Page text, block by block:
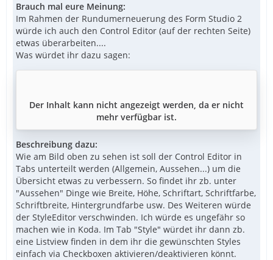
Brauch mal eure Meinung:
Im Rahmen der Rundumerneuerung des Form Studio 2
würde ich auch den Control Editor (auf der rechten Seite)
etwas überarbeiten....
Was würdet ihr dazu sagen:
Der Inhalt kann nicht angezeigt werden, da er nicht
mehr verfügbar ist.
Beschreibung dazu:
Wie am Bild oben zu sehen ist soll der Control Editor in
Tabs unterteilt werden (Allgemein, Aussehen...) um die
Übersicht etwas zu verbessern. So findet ihr zb. unter
"Aussehen" Dinge wie Breite, Höhe, Schriftart, Schriftfarbe,
Schriftbreite, Hintergrundfarbe usw. Des Weiteren würde
der StyleEditor verschwinden. Ich würde es ungefähr so
machen wie in Koda. Im Tab "Style" würdet ihr dann zb.
eine Listview finden in dem ihr die gewünschten Styles
einfach via Checkboxen aktivieren/deaktivieren könnt.